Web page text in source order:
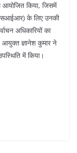
आयोजित किया, जिसमें
(एसआईआर) के लिए उनकी
अधिकारियों का
ज्ञानेश कुमार ने
में किया।